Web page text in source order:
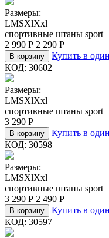
Размеры:
LMSXlXxl
спортивные штаны sport
2 990 Р 2 290 Р
В корзину
Купить в
КОД: 30602
Размеры:
LMSXlXxl
спортивные штаны sport
3 290 Р
В корзину
Купить в
КОД: 30598
Размеры:
LMSXlXxl
спортивные штаны sport
3 290 Р 2 490 Р
В корзину
Купить в
КОД: 30597